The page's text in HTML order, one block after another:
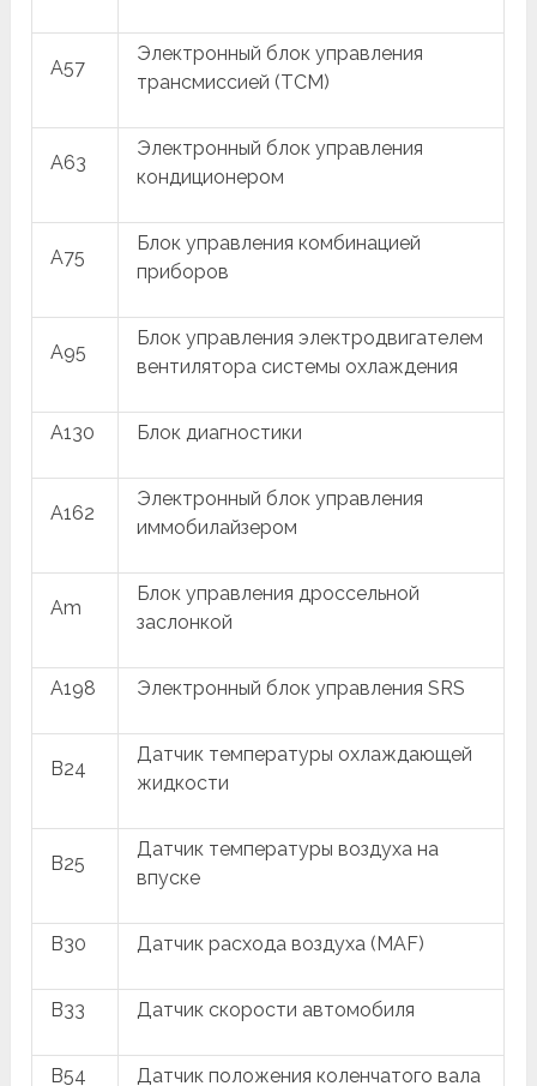
A57
Электронный блок управления
трансмиссией (TCM)
A63
Электронный блок управления
кондиционером
A75
Блок управления комбинацией
приборов
A95
Блок управления электродвигателем
вентилятора системы охлаждения
A130 Блок диагностики
A162
Электронный блок управления
иммобилайзером
Am
Блок управления дроссельной
заслонкой
A198 Электронный блок управления SRS
B24
Датчик температуры охлаждающей
жидкости
B25
Датчик температуры воздуха на
впуске
B30 Датчик расхода воздуха (MAF)
B33 Датчик скорости автомобиля
B54 Датчик положения коленчатого вала